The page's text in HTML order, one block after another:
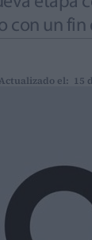
un fin
el: 15